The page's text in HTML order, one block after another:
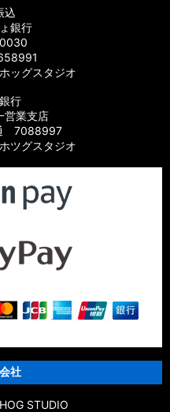
込
銀行
ッグスタジオ
行
営業支店
7088997
ツグスタジオ
社
STUDIO